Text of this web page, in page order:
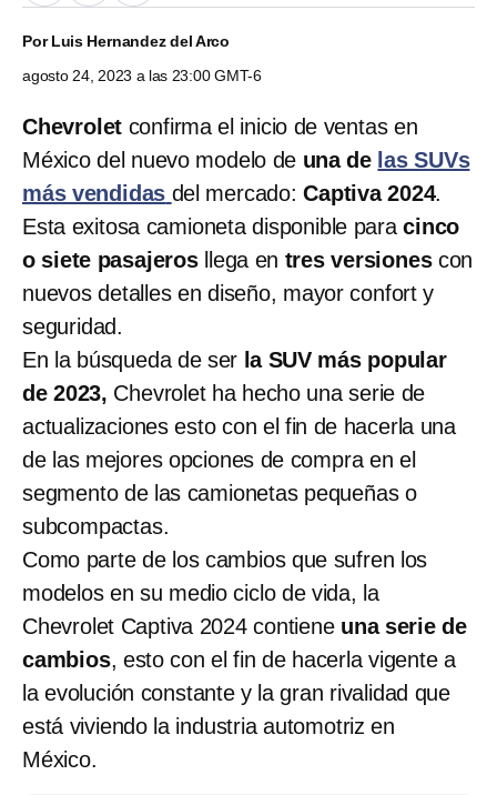
PorLuis Hernandez del Arco
agosto 24, 2023 a las 23:00 GMT-6
Chevrolet confirma el inicio de ventas en
México del nuevo modelo de una de las SUVs
más vendidas del mercado:Captiva 2024.
Esta exitosa camioneta disponible paracinco
o siete pasajeros llega en tres versionescon
nuevos detalles en diseño, mayor confort y
seguridad.
En la búsqueda de ser la SUV más popular
de 2023, Chevrolet ha hecho una serie de
actualizaciones esto con el fin de hacerla una
de las mejores opciones de compra en el
segmento de las camionetas pequeñas o
subcompactas.
Como parte de los cambios que sufren los
modelos en su medio ciclo de vida, la
Chevrolet Captiva 2024 contiene una serie de
cambios, esto con el fin de hacerla vigente a
la evolución constante y la gran rivalidad que
está viviendo la industria automotriz en
México.